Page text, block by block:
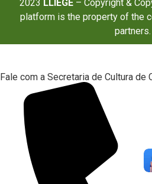
2023 LLIÈGE – Copyright &
platform is the property of the
partners.
Fale com a Secretaria de Cultura de